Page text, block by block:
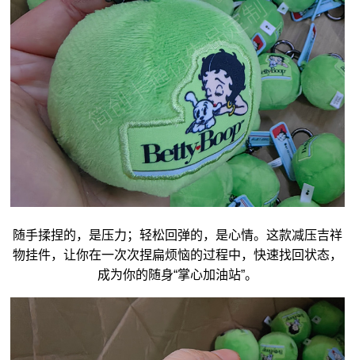
随手揉捏的，是压力；轻松回弹的，是心情。这款减压吉祥
物挂件，让你在一次次捏扁烦恼的过程中，快速找回状态，
成为你的随身“掌心加油站”。